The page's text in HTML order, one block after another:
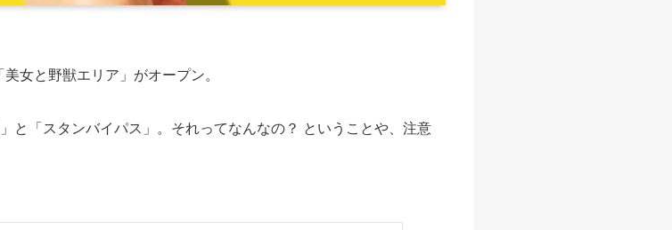
女と野獣エリア」がオープン。
と「スタンバイパス」。それってなんなの？ ということや、注意